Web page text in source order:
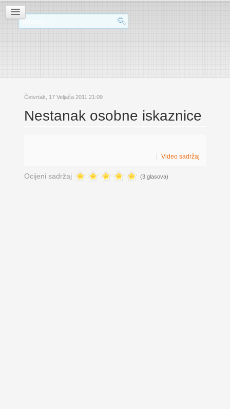
Četvrtak, 17 Veljača 2011 21:09
Nestanak osobne iskaznice
Video sadržaj
Ocijeni sadržaj (3 glasova)